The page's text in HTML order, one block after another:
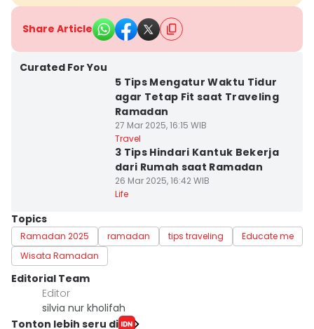
Share Article
Curated For You
5 Tips Mengatur Waktu Tidur
agar Tetap Fit saat Traveling
Ramadan
27 Mar 2025, 16:15 WIB
Travel
3 Tips Hindari Kantuk Bekerja
dari Rumah saat Ramadan
26 Mar 2025, 16:42 WIB
Life
Topics
Ramadan 2025 ramadan tips traveling
Educate me
Wisata Ramadan
Editorial Team
Editor
silvia nur kholifah
Tonton lebih seru di